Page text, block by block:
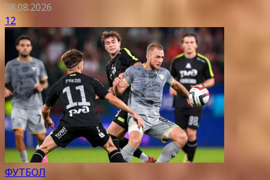
08.08.2026
12
ФУТБОЛ